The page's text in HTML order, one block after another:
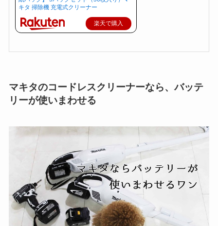
キタ 掃除機 充電式クリーナー
楽天で購入
マキタのコードレスクリーナーなら、バッテ
リーが使いまわせる